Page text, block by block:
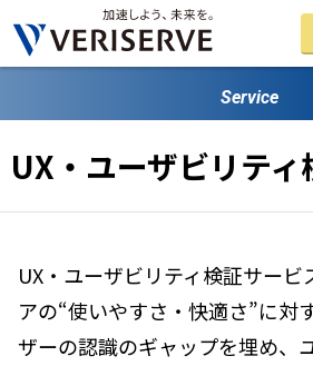
Service
UX・ユーザビリテ
UX・ユーザビリティ検証サービ
アの“使いやすさ・快適さ”に対
ザーの認識のギャップを埋め、